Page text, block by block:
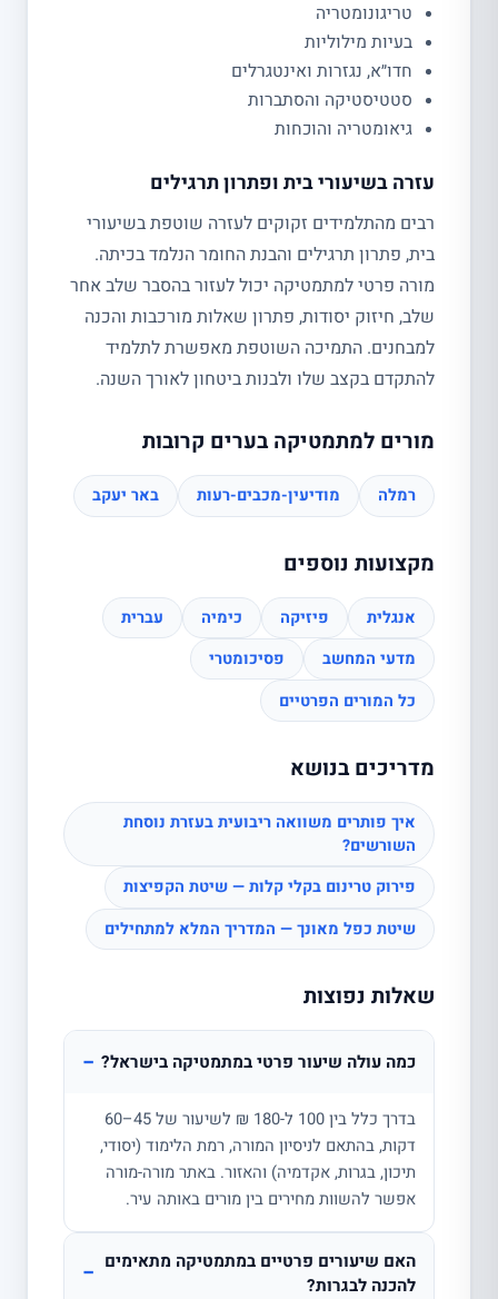
טריגונומטריה
בעיות מילוליות
חדו״א, נגזרות ואינטגרלים
סטטיסטיקה והסתברות
גיאומטריה והוכחות
עזרה בשיעורי בית ופתרון תרגילים
רבים מהתלמידים זקוקים לעזרה שוטפת בשיעורי
בית, פתרון תרגילים והבנת החומר הנלמד בכיתה.
מורה פרטי למתמטיקה יכול לעזור בהסבר שלב אחר
שלב, חיזוק יסודות, פתרון שאלות מורכבות והכנה
למבחנים. התמיכה השוטפת מאפשרת לתלמיד
להתקדם בקצב שלו ולבנות ביטחון לאורך השנה.
מורים למתמטיקה בערים קרובות
רמלה מודיעין-מכבים-רעות באר יעקב
מקצועות נוספים
אנגלית פיזיקה כימיה
עברית
מדעי המחשב
פסיכומטרי
כל המורים הפרטיים
מדריכים בנושא
איך פותרים משוואה ריבועית בעזרת נוסחת
השורשים?
פירוק טרינום בקלי קלות — שיטת הקפיצות
שיטת כפל מאונך — המדריך המלא למתחילים
שאלות נפוצות
כמה עולה שיעור פרטי במתמטיקה בישראל? −
בדרך כלל בין 100 ל-180 ₪ לשיעור של 45–60
דקות, בהתאם לניסיון המורה, רמת הלימוד (יסודי,
תיכון, בגרות, אקדמיה) והאזור. באתר מורה-מורה
אפשר להשוות מחירים בין מורים באותה עיר.
האם שיעורים פרטיים במתמטיקה מתאימים
להכנה לבגרות?
−